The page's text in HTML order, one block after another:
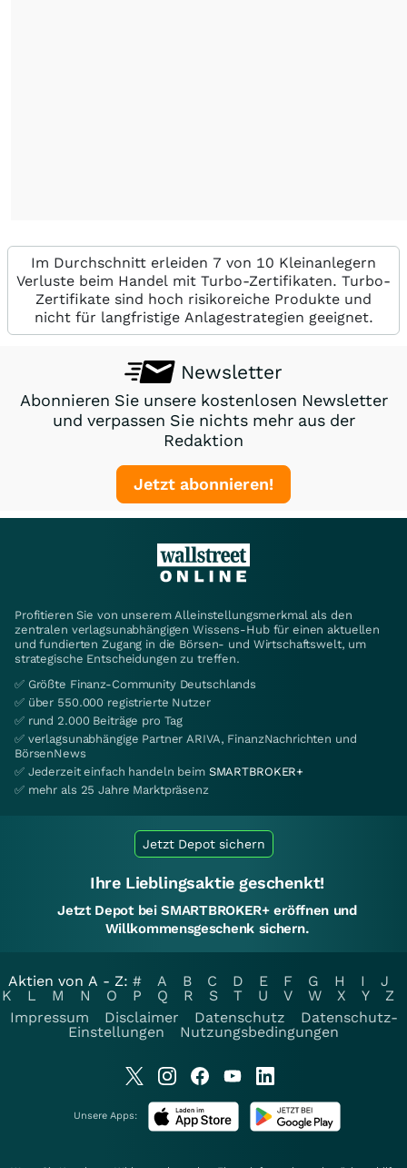
Im Durchschnitt erleiden 7 von 10 Kleinanlegern
Verluste beim Handel mit Turbo-Zertifikaten. Turbo-
Zertifikate sind hoch risikoreiche Produkte und
nicht für langfristige Anlagestrategien geeignet.
Newsletter
Abonnieren Sie unsere kostenlosen Newsletter
und verpassen Sie nichts mehr aus der
Redaktion
Jetzt abonnieren!
Profitieren Sie von unserem Alleinstellungsmerkmal als den
zentralen verlagsunabhängigen Wissens-Hub für einen aktuellen
und fundierten Zugang in die Börsen- und Wirtschaftswelt, um
strategische Entscheidungen zu treffen.
✅ Größte Finanz-Community Deutschlands
✅ über 550.000 registrierte Nutzer
✅ rund 2.000 Beiträge pro Tag
✅ verlagsunabhängige Partner ARIVA, FinanzNachrichten und
BörsenNews
✅ Jederzeit einfach handeln beim SMARTBROKER+
✅ mehr als 25 Jahre Marktpräsenz
Jetzt Depot sichern
Ihre Lieblingsaktie geschenkt!
Jetzt Depot bei SMARTBROKER+ eröffnen und
Willkommensgeschenk sichern.
Aktien von A - Z: # A B C D E F G H I
J
K
L M N O P Q R S T U V W X Y
Z
Impressum
Disclaimer Datenschutz
Datenschutz-
Einstellungen
Nutzungsbedingungen
Unsere Apps: